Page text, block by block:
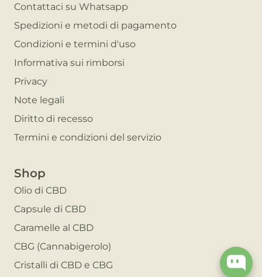
Contattaci su Whatsapp
Spedizioni e metodi di pagamento
Condizioni e termini d'uso
Informativa sui rimborsi
Privacy
Note legali
Diritto di recesso
Termini e condizioni del servizio
Shop
Olio di CBD
Capsule di CBD
Caramelle al CBD
CBG (Cannabigerolo)
Cristalli di CBD e CBG